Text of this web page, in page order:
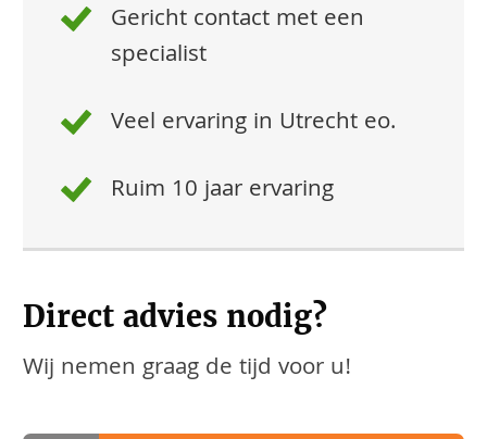
Gericht contact met een
specialist
Veel ervaring in Utrecht eo.
Ruim 10 jaar ervaring
Direct advies nodig?
Wij nemen graag de tijd voor u!